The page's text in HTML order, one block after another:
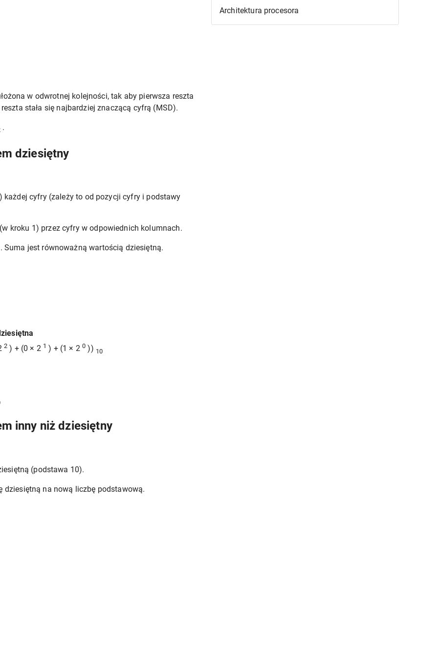
w odwrotnej kolejności, tak aby pierwsza reszta
stała się najbardziej znaczącą cyfrą (MSD).
.
dziesiętny
cyfry (zależy to od pozycji cyfry i podstawy
kroku 1) przez cyfry w odpowiednich kolumnach.
jest równoważną wartością dziesiętną.
2 ) + (0 × 2 1 ) + (1 × 20 )) 10
inny niż dziesiętny
(podstawa 10).
na nową liczbę podstawową.
Architektura procesora